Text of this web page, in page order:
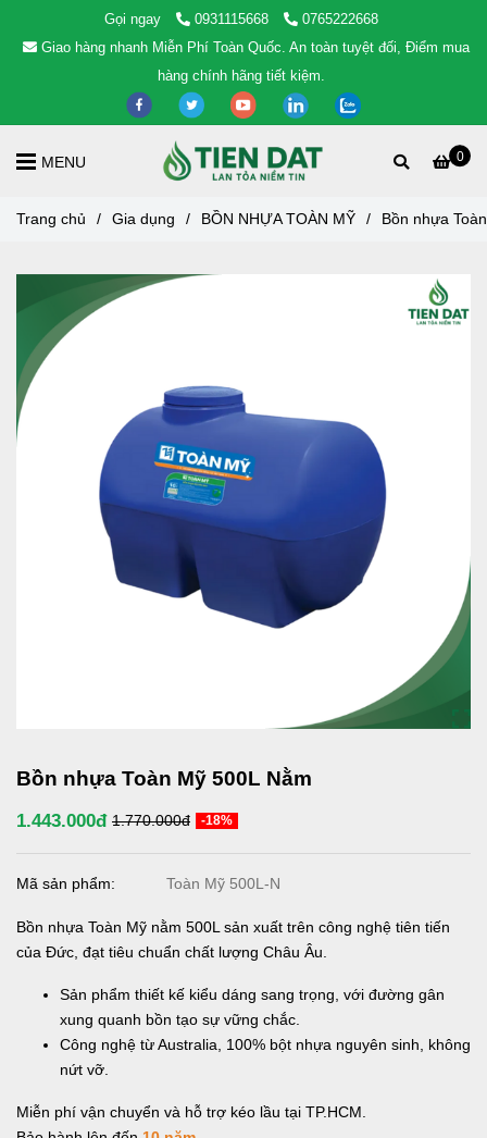
Gọi ngay 0931115668
0765222668
Giao hàng nhanh Miễn Phí Toàn Quốc. An toàn tuyệt đối, Điểm mua
hàng chính hãng tiết kiệm.
0
MENU
Trang chủ / Gia dụng / BỒN NHỰA TOÀN MỸ / Bồn nhựa
Bồn nhựa Toàn Mỹ 500L Nằm
1.443.000đ 1.770.000đ -18%
Mã sản phẩm: Toàn Mỹ 500L-N
Bồn nhựa Toàn Mỹ nằm 500L sản xuất trên công nghệ tiên tiến
của Đức, đạt tiêu chuẩn chất lượng Châu Âu.
Sản phẩm thiết kế kiểu dáng sang trọng, với đường gân
xung quanh bồn tạo sự vững chắc.
Công nghệ từ Australia, 100% bột nhựa nguyên sinh, không
nứt vỡ.
Miễn phí vận chuyển và hỗ trợ kéo lầu tại TP.HCM.